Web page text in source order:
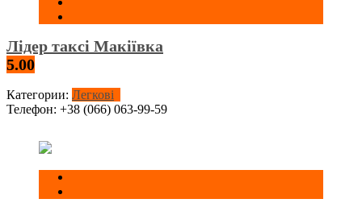
Лідер таксі Макіївка
5.00
Категории: Легкові
Телефон: +38 (066) 063-99-59